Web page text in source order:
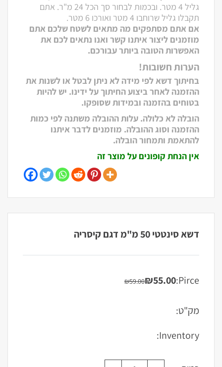
גליל 4 מטר. ובכמות לבחור סך הכל 24 מ"ר. אתם
תקבלו גליל שרוחבו 4 מטר ואורכו 6 מטר.
אם אתם מסתפקים מה מתאים לשטח שלכם אתם
מוזמנים ליצור איתנו קשר ואנו נתאים לכם את
האפשרות הטובה ביותר עבורכם.
הערות חשובות!
בחיתוך דשא לפי מידה לא ניתן לבטל או לשנות את
ההזמנה לאחר ביצוע החיתוך על ידינו. יש להיות
בטוחים בהזמנה ובמידות שסופקו.
הובלה לא כלולה. עלות ההובלה משתנה לפי כמות
ההזמנה וסוג ההובלה. מוזמנים לדבר איתנו
להתאמת ותמחור הובלה.
אין הנחת קופונים על מוצר זה
דשא סינטטי 50 מ"מ דגם קיסריה
Pirce:
₪59.00
המחיר₪55.00
המחיר
מק"ט:
Inventory: